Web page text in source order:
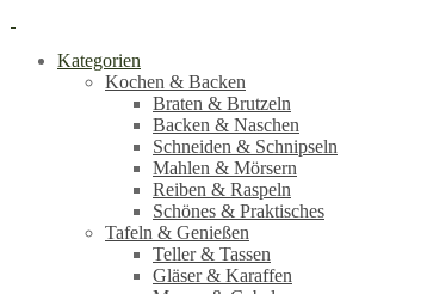
Kategorien
Kochen & Backen
Braten & Brutzeln
Backen & Naschen
Schneiden & Schnipseln
Mahlen & Mörsern
Reiben & Raspeln
Schönes & Praktisches
Tafeln & Genießen
Teller & Tassen
Gläser & Karaffen